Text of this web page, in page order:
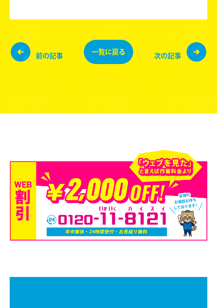
前の記事
一覧に戻る
次の記事